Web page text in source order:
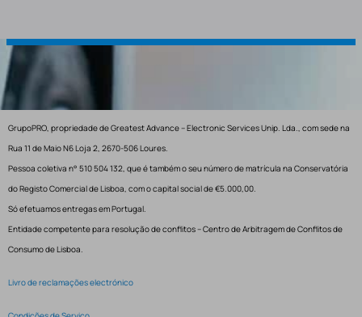
GrupoPRO, propriedade de Greatest Advance – Electronic Services Unip. Lda., com sede na
Rua 11 de Maio N6 Loja 2, 2670-506 Loures.
Pessoa coletiva n° 510 504 132, que é também o seu número de matrícula na Conservatória
do Registo Comercial de Lisboa, com o capital social de €5.000,00.
Só efetuamos entregas em Portugal.
Entidade competente para resolução de conflitos – Centro de Arbitragem de Conflitos de
Consumo de Lisboa.
Livro de reclamações electrónico